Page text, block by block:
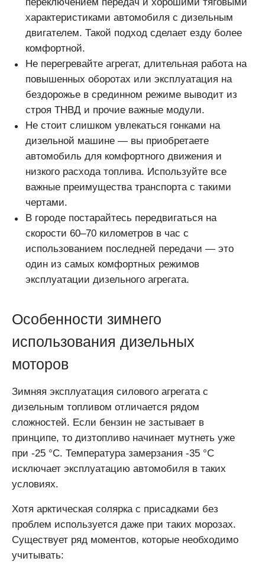
переключением передач и хорошими тяговыми
характеристиками автомобиля с дизельным
двигателем. Такой подход сделает езду более
комфортной.
Не перегревайте агрегат, длительная работа на
повышенных оборотах или эксплуатация на
бездорожье в срединном режиме выводит из
строя ТНВД и прочие важные модули.
Не стоит слишком увлекаться гонками на
дизельной машине — вы приобретаете
автомобиль для комфортного движения и
низкого расхода топлива. Используйте все
важные преимущества транспорта с такими
чертами.
В городе постарайтесь передвигаться на
скорости 60–70 километров в час с
использованием последней передачи — это
один из самых комфортных режимов
эксплуатации дизельного агрегата.
Особенности зимнего
использования дизельных
моторов
Зимняя эксплуатация силового агрегата с
дизельным топливом отличается рядом
сложностей. Если бензин не застывает в
принципе, то дизтопливо начинает мутнеть уже
при -25 °С. Температура замерзания -35 °С
исключает эксплуатацию автомобиля в таких
условиях.
Хотя арктическая солярка с присадками без
проблем используется даже при таких морозах.
Существует ряд моментов, которые необходимо
учитывать: